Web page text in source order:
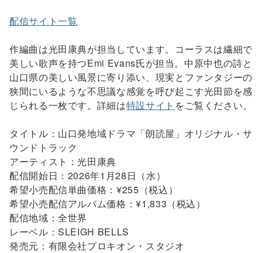
配信サイト一覧
作編曲は光田康典が担当しています。コーラスは繊細で
美しい歌声を持つEmi Evans氏が担当。中原中也の詩と
山口県の美しい風景に寄り添い、現実とファンタジーの
狭間にいるような不思議な感覚を呼び起こす光田節を感
じられる一枚です。詳細は特設サイト をご覧ください。
タイトル：山口発地域ドラマ「朗読屋」オリジナル・サ
ウンドトラック
アーティスト：光田康典
配信開始日：2026年1月28日（水）
希望小売配信単曲価格：¥255（税込）
希望小売配信アルバム価格：¥1,833（税込）
配信地域：全世界
レーベル：SLEIGH BELLS
発売元：有限会社プロキオン・スタジオ